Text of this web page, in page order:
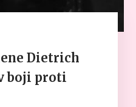
Dietrich
boji proti